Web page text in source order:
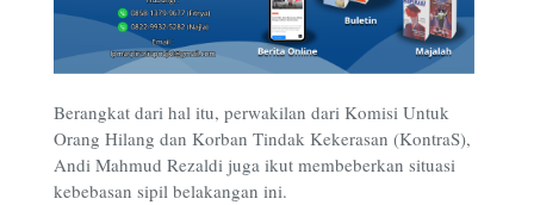
Berangkat dari hal itu, perwakilan dari Komisi Untuk
Orang Hilang dan Korban Tindak Kekerasan (KontraS),
Andi Mahmud Rezaldi juga ikut membeberkan situasi
kebebasan sipil belakangan ini.